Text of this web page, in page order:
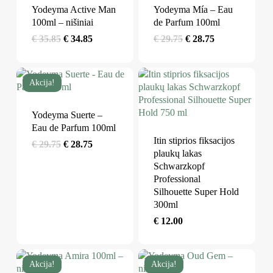
Yodeyma Active Man
100ml – nišiniai
€35.85 Original
was:
€ 35.85.
€34.85Current
is:
Yodeyma Mía – Eau
de Parfum 100ml
€29.75 Original
was:
€ 29.75.
€ 28.75Current
is:
€ 28.75.
Akcija!
Yodeyma Suerte –
Eau de Parfum 100ml
€29.75 Original
€28.75Current
Itin stiprios fiksacijos
plaukų lakas
Schwarzkopf
Professional
Silhouette Super Hold
300ml
€ 12.00
Akcija! Akcija!